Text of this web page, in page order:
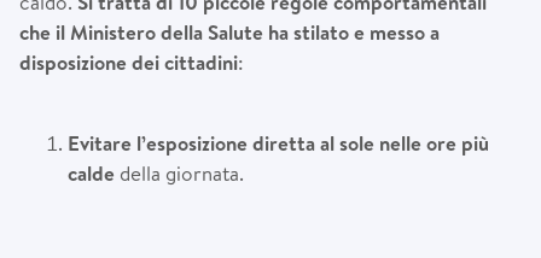
che il Ministero della Salute ha stilato e messo a
disposizione dei cittadini:
Evitare l’esposizione diretta al sole nelle ore più
calde della giornata.